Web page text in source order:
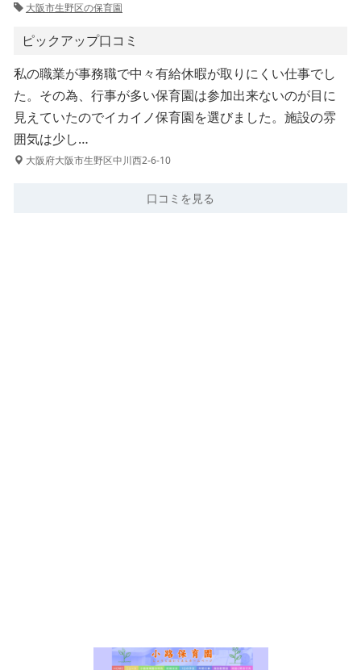
大阪市生野区の保育園
ピックアップ口コミ
私の職業が事務職で中々有給休暇が取りにくい仕事でし
た。その為、行事が多い保育園は参加出来ないのが目に
見えていたのでイカイノ保育園を選びました。施設の雰
囲気は少し…
大阪府大阪市生野区中川西2-6-10
口コミを見る